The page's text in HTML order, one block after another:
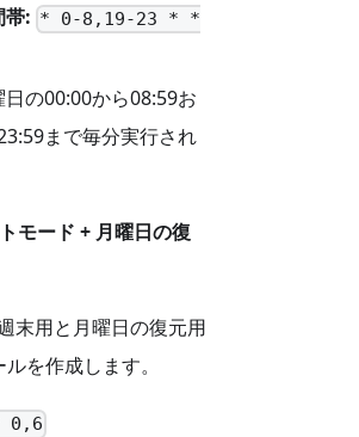
帯: * 0-8,19-23 * *
の00:00から08:59お
まで毎分実行され
モード + 月曜日の復
末用と月曜日の復元用
を作成します。